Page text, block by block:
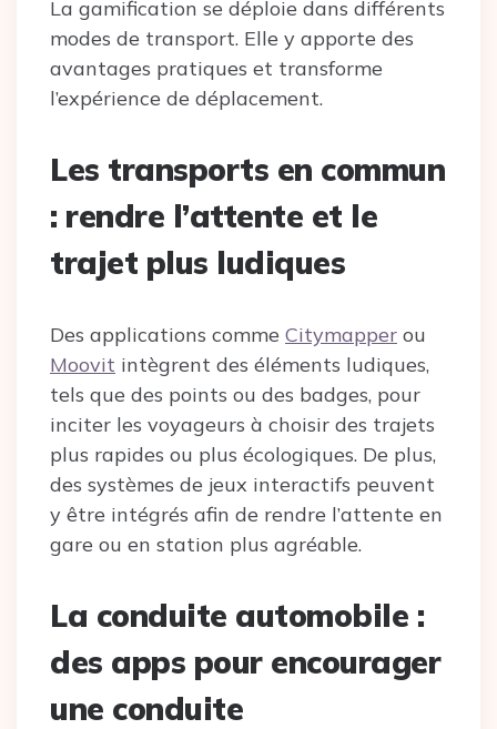
La gamification se déploie dans différents
modes de transport. Elle y apporte des
avantages pratiques et transforme
l’expérience de déplacement.
Les transports en commun
: rendre l’attente et le
trajet plus ludiques
Des applications comme Citymapper ou
Moovit intègrent des éléments ludiques,
tels que des points ou des badges, pour
inciter les voyageurs à choisir des trajets
plus rapides ou plus écologiques. De plus,
des systèmes de jeux interactifs peuvent
y être intégrés afin de rendre l’attente en
gare ou en station plus agréable.
La conduite automobile :
des apps pour encourager
une conduite